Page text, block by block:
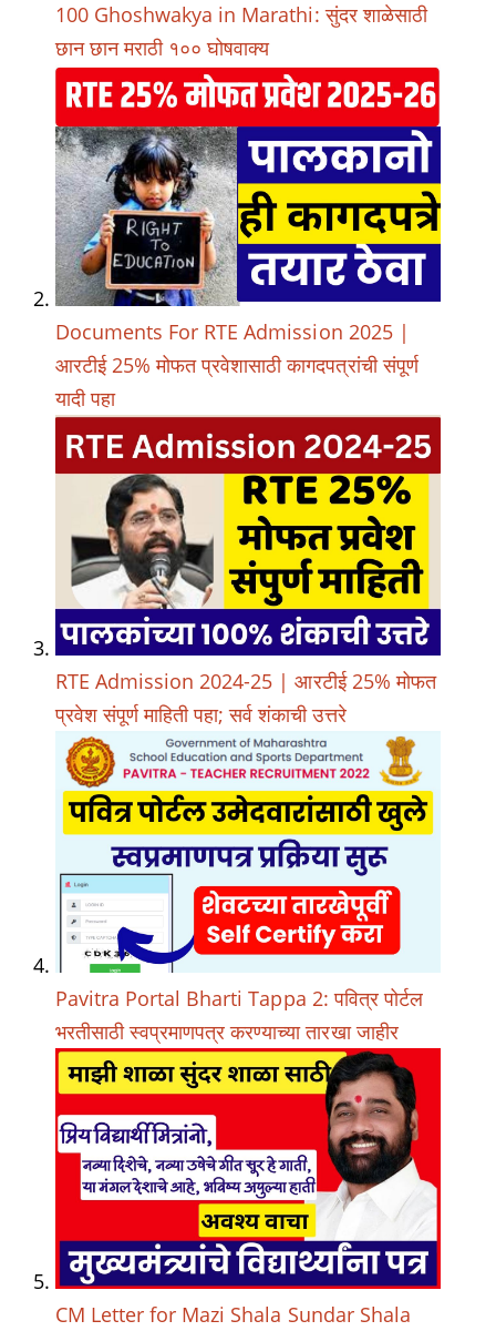
100 Ghoshwakya in Marathi: सुंदर शाळेसाठी
छान छान मराठी १०० घोषवाक्य
Documents For RTE Admission 2025 |
आरटीई 25% मोफत प्रवेशासाठी कागदपत्रांची संपूर्ण
यादी पहा
RTE Admission 2024-25 | आरटीई 25% मोफत
प्रवेश संपूर्ण माहिती पहा; सर्व शंकाची उत्तरे
Pavitra Portal Bharti Tappa 2: पवित्र पोर्टल
भरतीसाठी स्वप्रमाणपत्र करण्याच्या तारखा जाहीर
CM Letter for Mazi Shala Sundar Shala